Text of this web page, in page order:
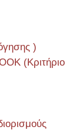
)
(Kριτήριο